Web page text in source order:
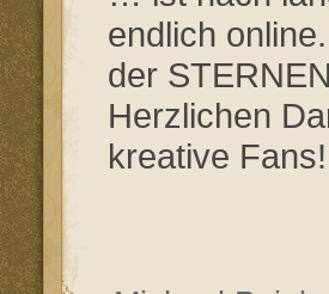
endlich online.
der
Herzlichen
kreative Fans!